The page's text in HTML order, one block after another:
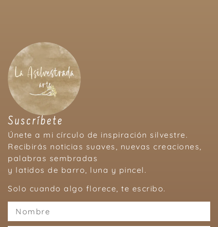
Suscríbete
Únete a mi círculo de inspiración silvestre.
Recibirás noticias suaves, nuevas creaciones,
palabras sembradas
y latidos de barro, luna y pincel.
Solo cuando algo florece, te escribo.